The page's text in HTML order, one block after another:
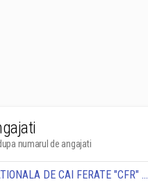
numarul de angajati
COMPANIA NATIONALA DE CAI FERATE "CFR" SA